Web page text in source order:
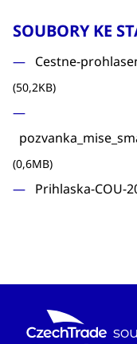
SOUBORY KE
Cestne-
(50,2KB)
(0,6MB)
Prihlaska-COU-